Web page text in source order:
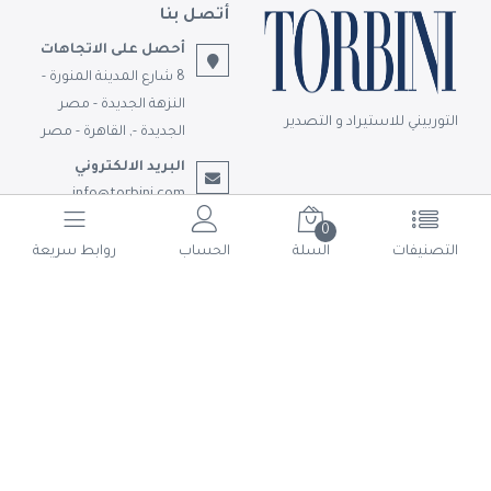
التصنيفات
0
السلة
الحساب روابط سريعة
التوربيني للاستيراد و التصدير
أتصل بنا
أحصل على الاتجاهات
8 شارع المدينة المنورة -
النزهة الجديدة - مصر
الجديدة -, القاهرة - مصر
البريد الالكتروني
info@torbini.com
تابعونا